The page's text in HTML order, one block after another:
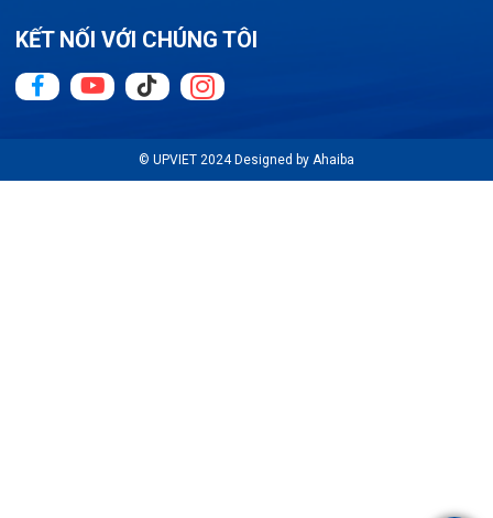
KẾT NỐI VỚI CHÚNG TÔI
© UPVIET 2024 Designed by Ahaiba